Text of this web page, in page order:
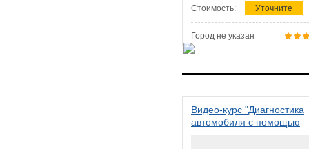
Стоимость: Уточните
Город не указан
Видео-курс "Диагностика
автомобиля с помощью